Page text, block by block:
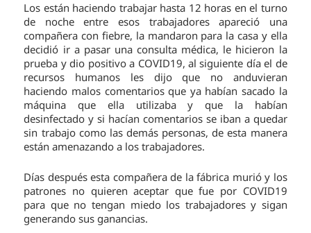
Los están haciendo trabajar hasta 12 horas en el turno
de noche entre esos trabajadores apareció una
compañera con fiebre, la mandaron para la casa y ella
decidió ir a pasar una consulta médica, le hicieron la
prueba y dio positivo a COVID19, al siguiente día el de
recursos humanos les dijo que no anduvieran
haciendo malos comentarios que ya habían sacado la
máquina que ella utilizaba y que la habían
desinfectado y si hacían comentarios se iban a quedar
sin trabajo como las demás personas, de esta manera
están amenazando a los trabajadores.
Días después esta compañera de la fábrica murió y los
patrones no quieren aceptar que fue por COVID19
para que no tengan miedo los trabajadores y sigan
generando sus ganancias.